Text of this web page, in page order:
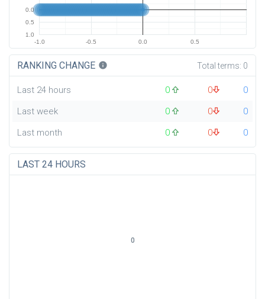
-1.0 -0.5 0.0 0.5
0.0
0.5
1.0
RANKING CHANGE info Total terms: 0
Last 24 hours 0 0
0
Last week
0 0
0
Last month
0 0 0
LAST 24 HOURS
0